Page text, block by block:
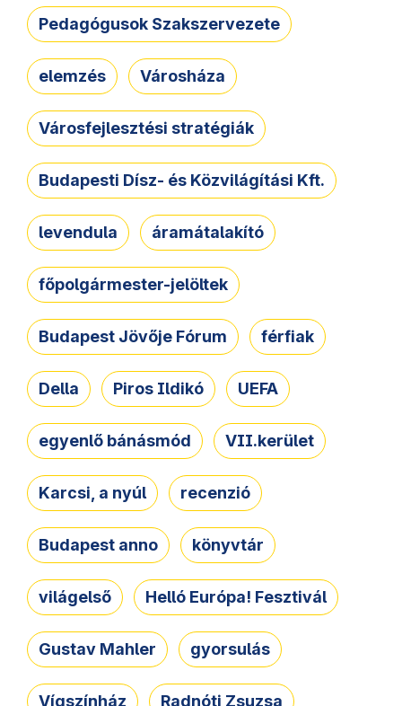
Pedagógusok Szakszervezete
elemzés Városháza
Városfejlesztési stratégiák
Budapesti Dísz- és Közvilágítási Kft.
levendula áramátalakító
főpolgármester-jelöltek
Budapest Jövője Fórum férfiak
Della Piros Ildikó UEFA
egyenlő bánásmód VII.kerület
Karcsi, a nyúl recenzió
Budapest anno könyvtár
világelső Helló Európa! Fesztivál
Gustav Mahler gyorsulás
Vígszínház Radnóti Zsuzsa